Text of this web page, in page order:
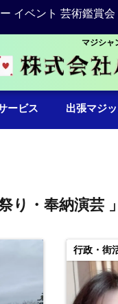
イベント 芸術鑑賞会
マジシャ
ービス 出張マジ
祭り・奉納演芸
行政・街